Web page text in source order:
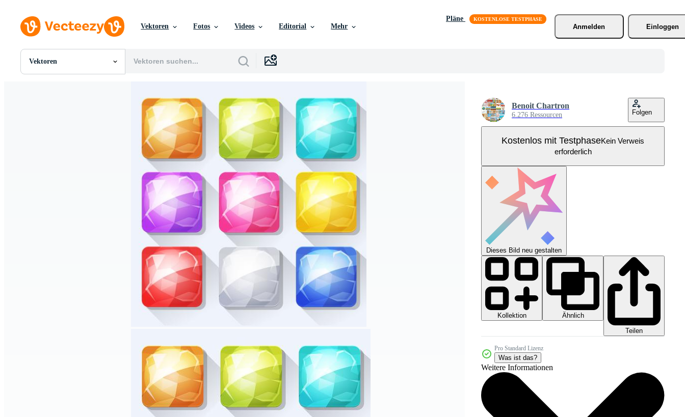
Vektoren Fotos Videos Editorial Mehr
Pläne
Anmelden
Einloggen
Vektoren
Alle Bilder
Benoit Chartron
6.276 Ressourcen Folgen
Kostenlos mit TestphaseKein Verweis
erforderlich
Dieses Bild neu gestalten
Kollektion
Ähnlich
Teilen
Pro Standard Lizenz
Was ist das?
Weitere Informationen